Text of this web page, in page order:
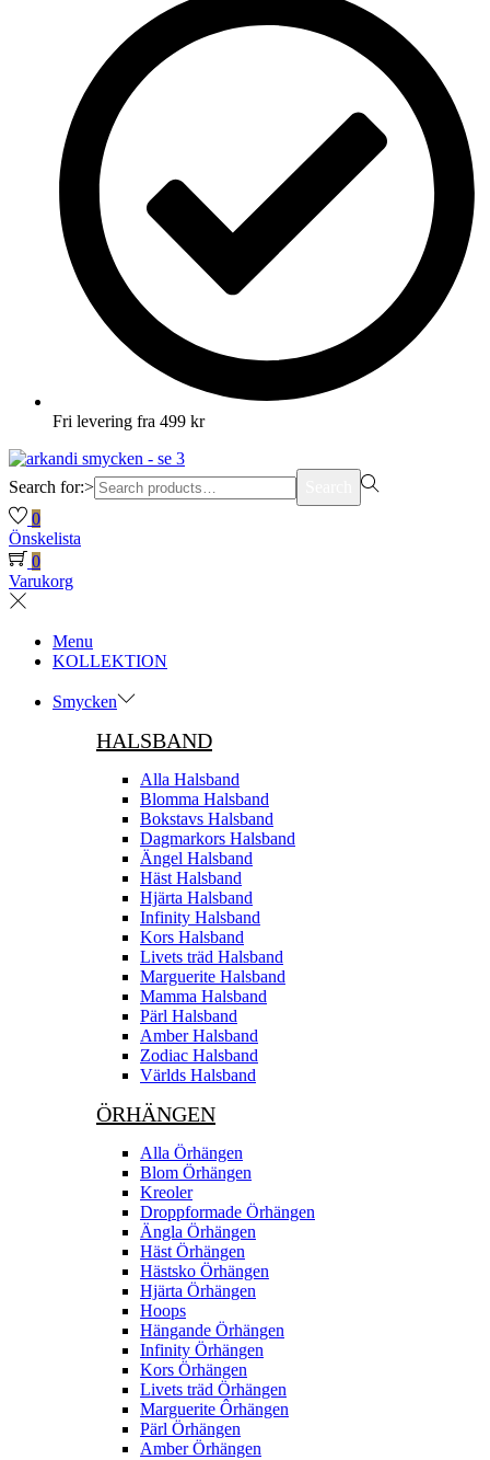
Fri levering fra 499 kr
Search for:>
0
Önskelista
0
Varukorg
Menu
KOLLEKTION
Smycken
HALSBAND
Alla Halsband
Blomma Halsband
Bokstavs Halsband
Dagmarkors Halsband
Ängel Halsband
Häst Halsband
Hjärta Halsband
Infinity Halsband
Kors Halsband
Livets träd Halsband
Marguerite Halsband
Mamma Halsband
Pärl Halsband
Amber Halsband
Zodiac Halsband
Världs Halsband
ÖRHÄNGEN
Alla Örhängen
Blom Örhängen
Kreoler
Droppformade Örhängen
Ängla Örhängen
Häst Örhängen
Hästsko Örhängen
Hjärta Örhängen
Hoops
Hängande Örhängen
Infinity Örhängen
Kors Örhängen
Livets träd Örhängen
Marguerite Ôrhängen
Pärl Örhängen
Amber Örhängen